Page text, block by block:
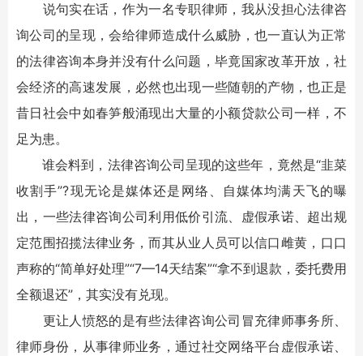
说句实在话，作为一名专职律师，我从没担心法律咨
询公司的呈现，会给律师造成什么威胁，也一直认为正常
的法律咨询本身并没有什么问题，毕竟国家改革开放，社
会经济的高速发展，必然也出现一些随朝的产物，也正是
昔日社会中如春笋般涌现出大量的小额贷款公司一样，不
足为患。
谁会料到，法律咨询公司呈现的这些年，竟然是“韭菜
收割手”?现无论是媒体还是网络、自媒体均满天飞的曝
出，一些法律咨询公司利用低价引流、虚假承诺、超出规
定范围招揽法律业务，而其从业人员可以信口雌黄，口口
声称的“简单好处理”“7—14天结案”“拿不到退款，委托费用
全额退还”，其实没有兑现。
更让人愤怒的是有些法律咨询公司冒充律师事务所、
律师身份，从事律师业务，通过社交网络平台虚假承诺、